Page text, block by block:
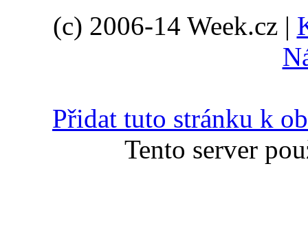
(c) 2006-14 Week.cz |
Přidat tuto stránku k
Tento server